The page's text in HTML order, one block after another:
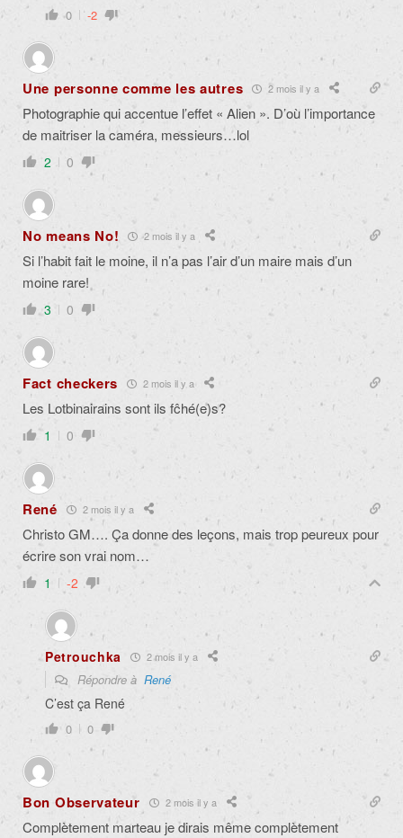
0 -2
Une personne comme les autres 2 mois il y a
Photographie qui accentue l’effet « Alien ». D’où l’importance
de maitriser la caméra, messieurs…lol
2 0
No means No! 2 mois il y a
Si l’habit fait le moine, il n’a pas l’air d’un maire mais d’un
moine rare!
3 0
Fact checkers 2 mois il y a
Les Lotbinairains sont ils fĉhé(e)s?
1 0
René 2 mois il y a
Christo GM…. Ça donne des leçons, mais trop peureux pour
écrire son vrai nom…
1 -2
Petrouchka 2 mois il y a
Répondre à René
C’est ça René
0 0
Bon Observateur 2 mois il y a
Complètement marteau je dirais même complètement